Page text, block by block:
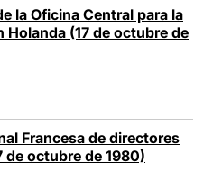
la Oficina Central para la
Holanda (17 de octubre de
Francesa de directores
de octubre de 1980)